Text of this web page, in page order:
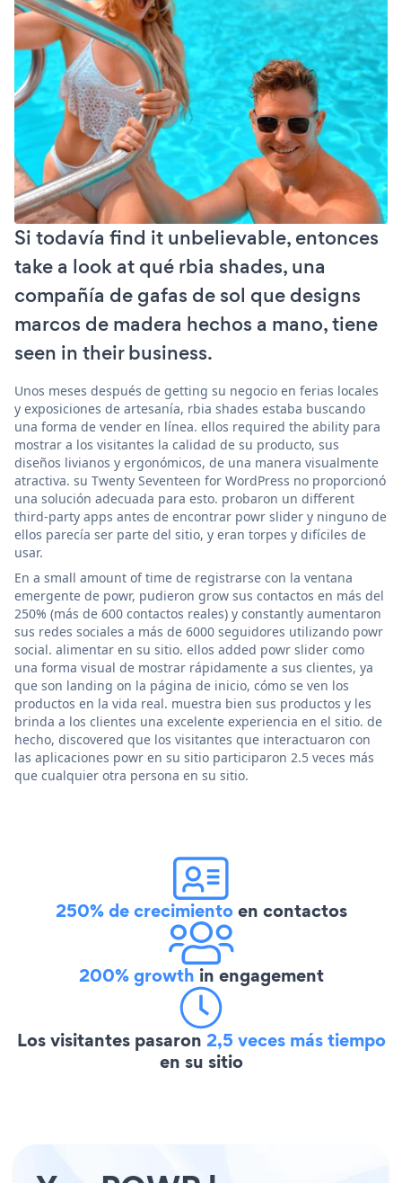
Si todavía find it unbelievable, entonces
take a look at qué rbia shades, una
compañía de gafas de sol que designs
marcos de madera hechos a mano, tiene
seen in their business.
Unos meses después de getting su negocio en ferias locales
y exposiciones de artesanía, rbia shades estaba buscando
una forma de vender en línea. ellos required the ability para
mostrar a los visitantes la calidad de su producto, sus
diseños livianos y ergonómicos, de una manera visualmente
atractiva. su Twenty Seventeen for WordPress no proporcionó
una solución adecuada para esto. probaron un different
third-party apps antes de encontrar powr slider y ninguno de
ellos parecía ser parte del sitio, y eran torpes y difíciles de
usar.
En a small amount of time de registrarse con la ventana
emergente de powr, pudieron grow sus contactos en más del
250% (más de 600 contactos reales) y constantly aumentaron
sus redes sociales a más de 6000 seguidores utilizando powr
social. alimentar en su sitio. ellos added powr slider como
una forma visual de mostrar rápidamente a sus clientes, ya
que son landing on la página de inicio, cómo se ven los
productos en la vida real. muestra bien sus productos y les
brinda a los clientes una excelente experiencia en el sitio. de
hecho, discovered que los visitantes que interactuaron con
las aplicaciones powr en su sitio participaron 2.5 veces más
que cualquier otra persona en su sitio.
250% de crecimientoen contactos
200% growth in engagement
Los visitantes pasaron 2,5 veces más tiempo
en su sitio